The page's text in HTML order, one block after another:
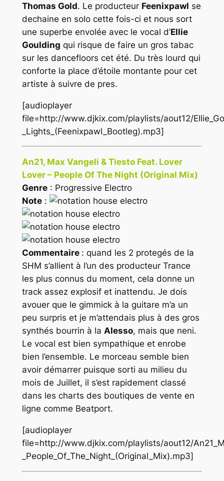
Thomas Gold. Le producteur Feenixpawl se
dechaine en solo cette fois-ci et nous sort
une superbe envolée avec le vocal d’Ellie
Goulding qui risque de faire un gros tabac
sur les dancefloors cet été. Du très lourd qui
conforte la place d’étoile montante pour cet
artiste à suivre de pres.
[audioplayer
file=http://www.djkix.com/playlists/aout12/
_Lights_(Feenixpawl_Bootleg).mp3]
An21, Max Vangeli & Tiesto Feat. Lover
Lover – People Of The Night (Original Mix)
Genre: Progressive Electro
Note:
Commentaire : quand les 2 protegés de la
SHM s’allient à l’un des producteur Trance
les plus connus du moment, cela donne un
track assez explosif et inattendu. Je dois
avouer que le gimmick à la guitare m’a un
peu surpris et je m’attendais plus à des gros
synthés bourrin à la Alesso, mais que neni.
Le vocal est bien sympathique et enrobe
bien l’ensemble. Le morceau semble bien
avoir démarrer puisque sorti au milieu du
mois de Juillet, il s’est rapidement classé
dans les charts des boutiques de vente en
ligne comme Beatport.
[audioplayer
file=http://www.djkix.com/playlists/aout12/
_People_Of_The_Night_(Original_Mix).mp3]